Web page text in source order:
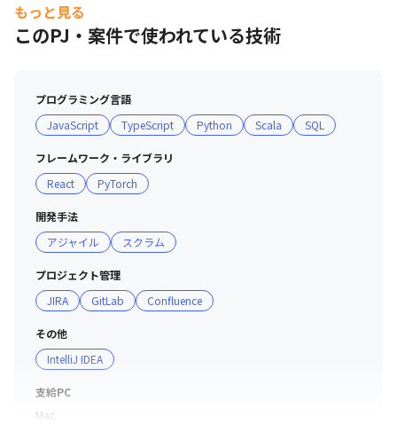
もっと見る
このPJ・案件で使われている技術
プログラミング言語
JavaScript
TypeScript Python Scala SQL
フレームワーク・ライブラリ
React
PyTorch
開発手法
アジャイル
スクラム
プロジェクト管理
JIRA
GitLab Confluence
その他
IntelliJ IDEA
支給PC
Mac